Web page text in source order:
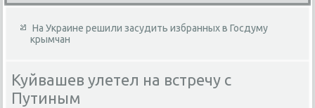
На Украине решили засудить избранных в Госдуму
крымчан
Куйвашев улетел на встречу с
Путиным